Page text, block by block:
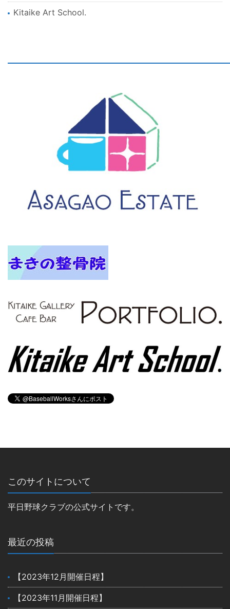
Kitaike Art School.
このサイトについて
平日野球クラブの公式サイトです。
最近の投稿
【2023年12月開催日程】
【2023年11月開催日程】